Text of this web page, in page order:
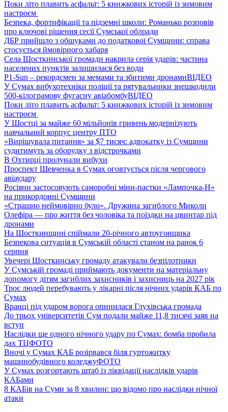
Поки літо плавить асфальт: 5 книжкових історій із зимовим
настроєм
Безпека, фортифікації та підземні школи: Романько розповів
про ключові рішення сесії Сумської облради
ДБР прийшло з обшуками до податкової Сумщини: справа
стосується ймовірного хабаря
Села Шосткинської громади накрила серія ударів: частина
населених пунктів залишилася без води
P1-Sun – рекордсмен за мемами та збитими дронамиВІДЕО
У Сумах вибухотехніки поліції та рятувальники знешкодили
500-кілограмову фугасну авіабомбуВІДЕО
Поки літо плавить асфальт: 5 книжкових історій із зимовим
настроєм
У Шостці за майже 60 мільйонів гривень модернізують
навчальний корпус центру ПТО
«Вирішувала питання» за $7 тисяч: адвокатку із Сумщини
судитимуть за оборудку з відстрочками
В Охтирці пролунали вибухи
Проспект Шевченка в Сумах оговтується після чергового
авіаудару
Росіяни застосовують саморобні міни-пастки «Лампочка-Н»
на прикордонні Сумщини
«Страшно неймовірно було». Дружина загиблого Миколи
Олефіра — про життя без чоловіка та поїздки на цвинтар під
дронами
На Шосткинщині спіймали 20-річного автоугонщика
Безпекова ситуація в Сумській області станом на ранок 6
серпня
Увечері Шосткинську громаду атакували безпілотники
У Сумській громаді приймають документи на матеріальну
допомогу дітям загиблих захисників і захисниць на 2027 рік
Троє людей перебувають у лікарні після нічних ударів КАБ по
Сумах
Вранці під ударом ворога опинилася Глухівська громада
До трьох університетів Сум подали майже 11,8 тисячі заяв на
вступ
Наслідки ще одного нічного удару по Сумах: бомба пробила
дах ТЦФОТО
Вночі у Сумах КАБ розірвався біля гуртожитку
машинобудівного коледжуФОТО
У Сумах розгортають штаб із ліквідації наслідків ударів
КАБами
8 КАБів на Суми за 8 хвилин: що відомо про наслідки нічної
атаки